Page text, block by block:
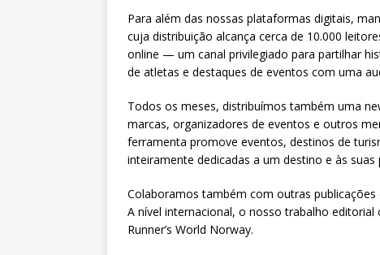
Para além das nossas plataformas digitais,
cuja distribuição alcança cerca de 10.000
online — um canal privilegiado para partilhar
de atletas e destaques de eventos com uma
Todos os meses, distribuímos também uma
marcas, organizadores de eventos e outros
ferramenta promove eventos, destinos de
inteiramente dedicadas a um destino e às suas
Colaboramos também com outras
A nível internacional, o nosso trabalho
Runner’s World Norway.